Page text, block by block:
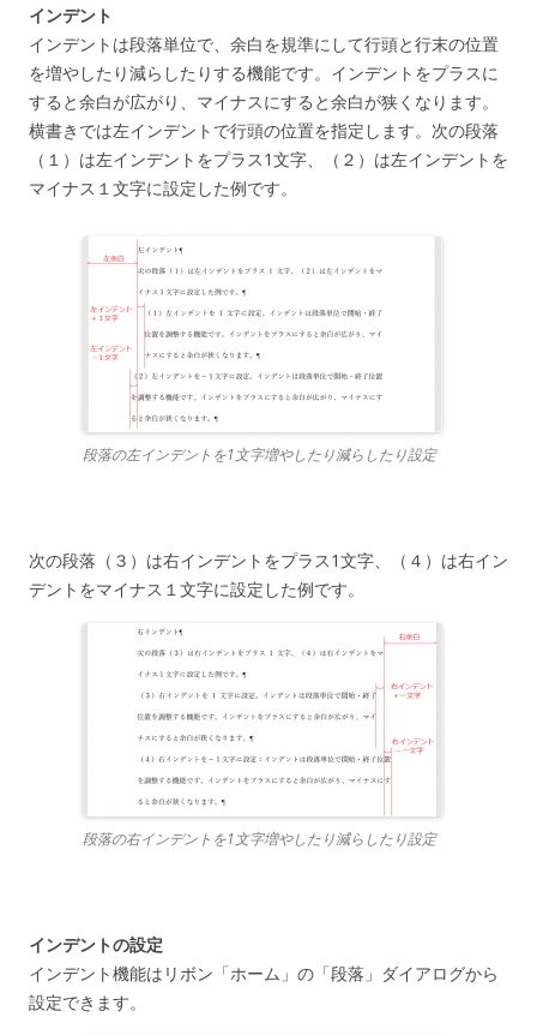
インデント
インデントは段落単位で、余白を規準にして行頭と行末の位置
を増やしたり減らしたりする機能です。インデントをプラスに
すると余白が広がり、マイナスにすると余白が狭くなります。
横書きでは左インデントで行頭の位置を指定します。次の段落
（１）は左インデントをプラス1文字、（２）は左インデントを
マイナス１文字に設定した例です。
段落の左インデントを1文字増やしたり減らしたり設定
次の段落（３）は右インデントをプラス1文字、（４）は右イン
デントをマイナス１文字に設定した例です。
段落の右インデントを1文字増やしたり減らしたり設定
インデントの設定
インデント機能はリボン「ホーム」の「段落」ダイアログから
設定できます。